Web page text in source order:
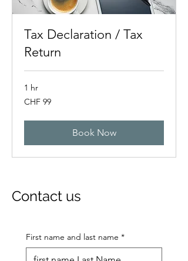
Tax Declaration / Tax
Return
1 hr
99
Swiss
CHF 99
Book Now
Contact us
First name and last name *